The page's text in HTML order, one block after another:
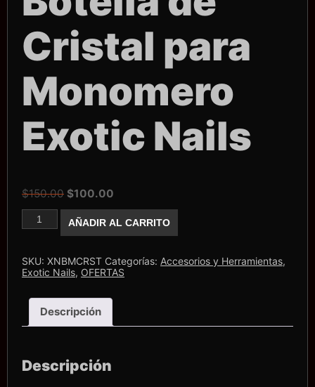
Cristal para
Monomero
Exotic Nails
$150.00 El
precio
original
$150.00.
$100.00
precio
actual
$100.00.
Botella
Monomero
Exotic
Nails
AÑADIR AL CARRITO
SKU: XNBMCRST Categorías: Accesorios y Herramientas,
Exotic Nails, OFERTAS
Descripción
Descripción